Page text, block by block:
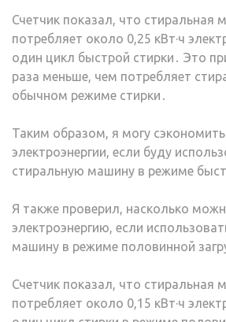
Счетчик показал, что стиральная
потребляет около 0,25 кВт·ч
один цикл быстрой стирки․ Это
раза меньше, чем потребляет
обычном режиме стирки․
Таким образом, я могу
электроэнергии, если буду
стиральную машину в режиме
Я также проверил, насколько
электроэнергию, если
машину в режиме половинной
Счетчик показал, что стиральная
потребляет около 0,15 кВт·ч